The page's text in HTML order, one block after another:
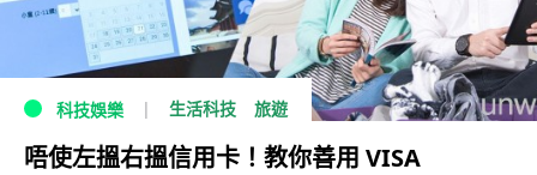
科技娛樂 生活科技 旅遊
唔使左搵右搵信用卡！教你善用 VISA